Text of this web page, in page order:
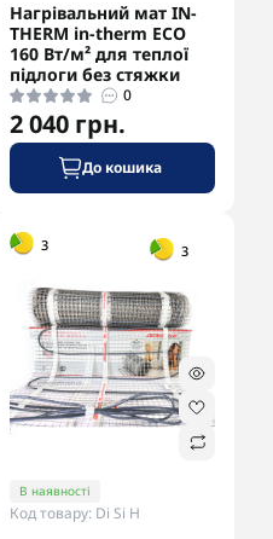
Нагрівальний мат IN-
THERM in-therm ECO
160 Вт/м² для теплої
підлоги без стяжки
0
2 040 грн.
До кошика
3
-5% в корзині
3
В наявності
Код товару: Di Si H